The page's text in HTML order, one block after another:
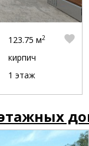
123.75 м2
кирпич
1 этаж